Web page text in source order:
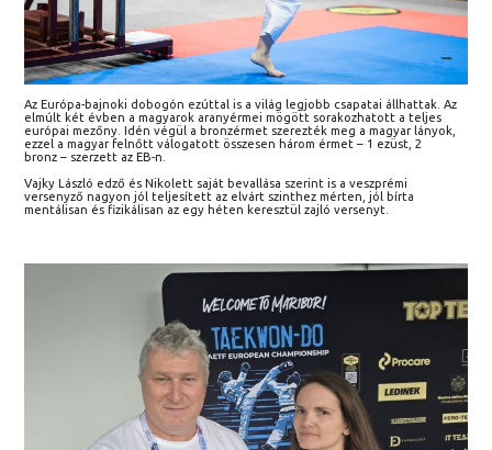
Az Európa-bajnoki dobogón ezúttal is a világ legjobb csapatai állhattak. Az
elmúlt két évben a magyarok aranyérmei mögött sorakozhatott a teljes
európai mezőny. Idén végül a bronzérmet szerezték meg a magyar lányok,
ezzel a magyar felnőtt válogatott összesen három érmet – 1 ezüst, 2
bronz – szerzett az EB-n.
Vajky László edző és Nikolett saját bevallása szerint is a veszprémi
versenyző nagyon jól teljesített az elvárt szinthez mérten, jól bírta
mentálisan és fizikálisan az egy héten keresztül zajló versenyt.